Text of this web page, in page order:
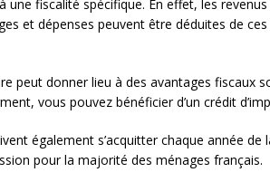
une fiscalité spécifique. En effet, les
et dépenses peuvent être déduites de
peut donner lieu à des avantages fiscaux
vous pouvez bénéficier d’un crédit
également s’acquitter chaque année
pour la majorité des ménages français.